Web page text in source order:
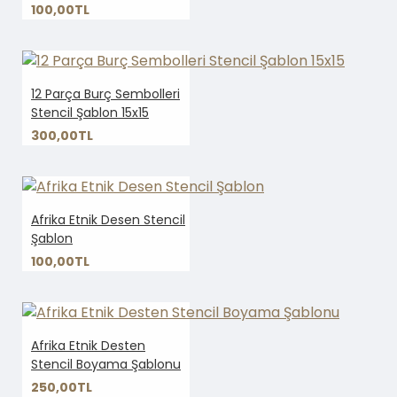
100,00TL
12 Parça Burç Sembolleri
Stencil Şablon 15x15
300,00TL
Afrika Etnik Desen Stencil
Şablon
100,00TL
Afrika Etnik Desten
Stencil Boyama Şablonu
250,00TL